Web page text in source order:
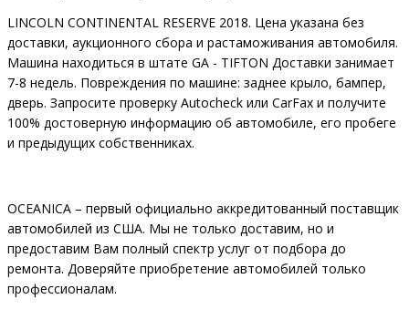
LINCOLN CONTINENTAL RESERVE 2018. Цена указана без
доставки, аукционного сбора и растаможивания автомобиля.
Машина находиться в штате GA - TIFTON Доставки занимает
7-8 недель. Повреждения по машине: заднее крыло, бампер,
дверь. Запросите проверку Autocheck или CarFax и получите
100% достоверную информацию об автомобиле, его пробеге
и предыдущих собственниках.
OCEANIСA – первый официально аккредитованный поставщик
автомобилей из США. Мы не только доставим, но и
предоставим Вам полный спектр услуг от подбора до
ремонта. Доверяйте приобретение автомобилей только
профессионалам.